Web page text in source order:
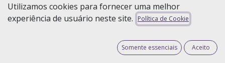
Utilizamos cookies para fornecer uma melhor
experiência de usuário neste site.
Política de Cookie
Somente essenciais Aceito